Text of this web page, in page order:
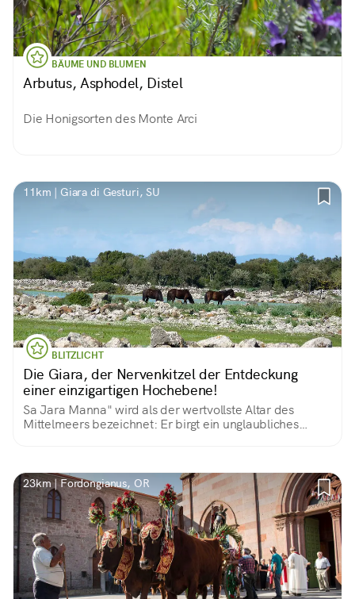
BÄUME UND BLUMEN
Arbutus, Asphodel, Distel
Die Honigsorten des Monte Arci
11km | Giara di Gesturi, SU
BLITZLICHT
Die Giara, der Nervenkitzel der Entdeckung
einer einzigartigen Hochebene!
Sa Jara Manna" wird als der wertvollste Altar des
Mittelmeers bezeichnet: Er birgt ein unglaubliches
23km | Fordongianus, OR